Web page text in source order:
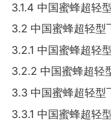
3.1.4 中国蜜蜂超轻
3.2 中国蜜蜂超轻型
3.2.1 中国蜜蜂超轻
3.2.2 中国蜜蜂超轻
3.3 中国蜜蜂超轻型
3.3.1 中国蜜蜂超轻